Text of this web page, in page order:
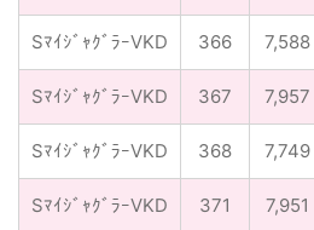
SﾏｲｼﾞｬｸﾞﾗｰVKD 366 7,588
SﾏｲｼﾞｬｸﾞﾗｰVKD 367 7,957
SﾏｲｼﾞｬｸﾞﾗｰVKD 368 7,749
SﾏｲｼﾞｬｸﾞﾗｰVKD 371 7,951